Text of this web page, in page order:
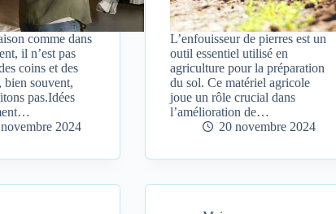
comme dans
il n’est pas
coins et des
bien souvent,
pas.Idées
2024
L’enfouisseur de pierres est un
outil essentiel utilisé en
agriculture pour la préparation
du sol. Ce matériel agricole
joue un rôle crucial dans
l’amélioration de…
20 novembre 2024